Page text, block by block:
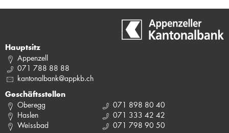
Hauptsitz
Appenzell
071 788 88 88
kantonalbank@appkb.ch
Geschäftsstellen
Oberegg
Haslen
Weissbad
071 898 80 40
071 333 42 42
071 798 90 50